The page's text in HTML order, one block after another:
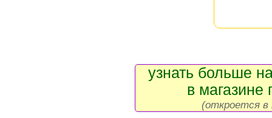
узнать больше
в магазине
(откроется в